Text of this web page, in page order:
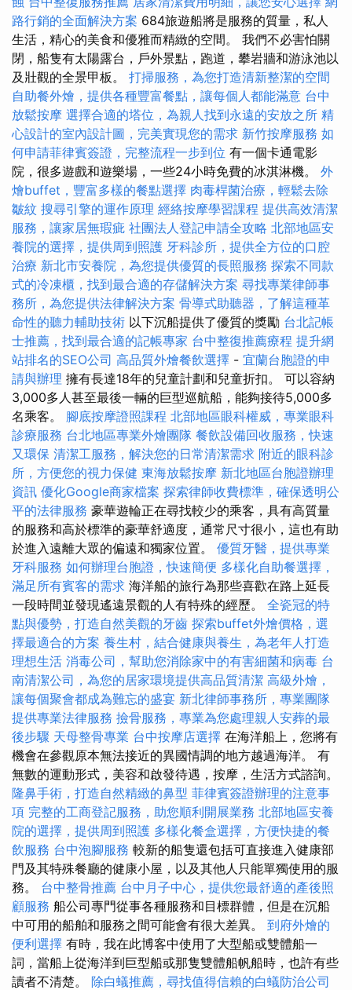
路行銷的全面解決方案 684旅遊船將是服務的質量，私人
生活，精心的美食和優雅而精緻的空間。 我們不必害怕關
閉，船隻有太陽露台，戶外景點，跑道，攀岩牆和游泳池以
及壯觀的全景甲板。 打掃服務，為您打造清新整潔的空間
自助餐外燴，提供各種豐富餐點，讓每個人都能滿意 台中
放鬆按摩 選擇合適的塔位，為親人找到永遠的安放之所 精
心設計的室內設計圖，完美實現您的需求 新竹按摩服務 如
何申請菲律賓簽證，完整流程一步到位 有一個卡通電影
院，很多遊戲和遊樂場，一些24小時免費的冰淇淋機。 外
燴buffet，豐富多樣的餐點選擇 肉毒桿菌治療，輕鬆去除
皺紋 搜尋引擎的運作原理 經絡按摩學習課程 提供高效清潔
服務，讓家居無瑕疵 社團法人登記申請全攻略 北部地區安
養院的選擇，提供周到照護 牙科診所，提供全方位的口腔
治療 新北市安養院，為您提供優質的長照服務 探索不同款
式的冷凍櫃，找到最合適的存儲解決方案 尋找專業律師事
務所，為您提供法律解決方案 骨導式助聽器，了解這種革
命性的聽力輔助技術 以下沉船提供了優質的獎勵 台北記帳
士推薦，找到最合適的記帳專家 台中整復推薦療程 提升網
站排名的SEO公司 高品質外燴餐飲選擇 - 宜蘭台胞證的申
請與辦理 擁有長達18年的兒童計劃和兒童折扣。 可以容納
3,000多人甚至最後一輛的巨型巡航船，能夠接待5,000多
名乘客。 腳底按摩證照課程 北部地區眼科權威，專業眼科
診療服務 台北地區專業外燴團隊 餐飲設備回收服務，快速
又環保 清潔工服務，解決您的日常清潔需求 附近的眼科診
所，方便您的視力保健 東海放鬆按摩 新北地區台胞證辦理
資訊 優化Google商家檔案 探索律師收費標準，確保透明公
平的法律服務 豪華遊輪正在尋找較少的乘客，具有高質量
的服務和高於標準的豪華舒適度，通常尺寸很小，這也有助
於進入遠離大眾的偏遠和獨家位置。 優質牙醫，提供專業
牙科服務 如何辦理台胞證，快速簡便 多樣化自助餐選擇，
滿足所有賓客的需求 海洋船的旅行為那些喜歡在路上延長
一段時間並發現遙遠景觀的人有特殊的經歷。 全瓷冠的特
點與優勢，打造自然美觀的牙齒 探索buffet外燴價格，選
擇最適合的方案 養生村，結合健康與養生，為老年人打造
理想生活 消毒公司，幫助您消除家中的有害細菌和病毒 台
南清潔公司，為您的居家環境提供高品質清潔 高級外燴，
讓每個聚會都成為難忘的盛宴 新北律師事務所，專業團隊
提供專業法律服務 撿骨服務，專業為您處理親人安葬的最
後步驟 天母整骨專業 台中按摩店選擇 在海洋船上，您將有
機會在參觀原本無法接近的異國情調的地方越過海洋。 有
無數的運動形式，美容和啟發待遇，按摩，生活方式諮詢。
隆鼻手術，打造自然精緻的鼻型 菲律賓簽證辦理的注意事
項 完整的工商登記服務，助您順利開展業務 北部地區安養
院的選擇，提供周到照護 多樣化餐盒選擇，方便快捷的餐
飲服務 台中泡腳服務 較新的船隻還包括可直接進入健康部
門及其特殊餐廳的健康小屋，以及其他人只能單獨使用的服
務。 台中整骨推薦 台中月子中心，提供您最舒適的產後照
顧服務 船公司專門從事各種服務和目標群體，但是在沉船
中可用的船舶和服務之間可能會有很大差異。 到府外燴的
便利選擇 有時，我在此博客中使用了大型船或雙體船一
詞，當船上從海洋到巨型船或那隻雙體船帆船時，也許有些
讀者不清楚。 除白蟻推薦，尋找值得信賴的白蟻防治公司